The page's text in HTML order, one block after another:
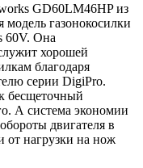
GD60LM46HP из
модель газонокосилки
60V. Она
хорошей
благодаря
серии DigiPro.
бесщеточный
А система экономии
двигателя в
от нагрузки на нож